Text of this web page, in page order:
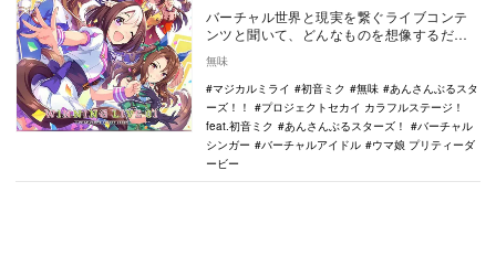
バーチャル世界と現実を繋ぐライブコンテ
ンツと聞いて、どんなものを想像するだろ
リーズなど、ア…
無味
マジカルミライ
初音ミク 無味
あんさんぶるスタ
ーズ！！
プロジェクトセカイ カラフルステージ！
feat.初音ミク
あんさんぶるスターズ！
バーチャル
シンガー
バーチャルアイドル
ウマ娘 プリティーダ
ービー